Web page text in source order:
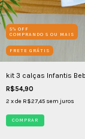
5% OFF
COMPRANDO 5 OU MAIS
FRETE GRÁTIS
kit 3 calças Infantis
R$54,90
2 x de R$27,45 sem juros
COMPRAR